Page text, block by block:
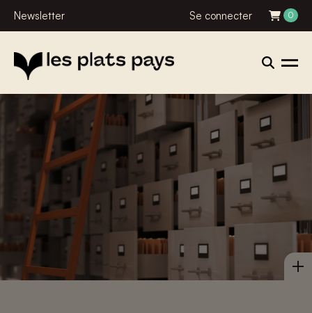
Newsletter Se connecter 0